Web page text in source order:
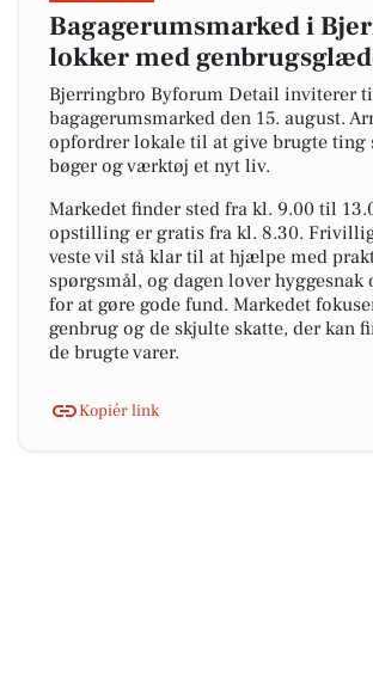
Bagagerumsmarked i
lokker med
Bjerringbro Byforum Detail inviterer
bagagerumsmarked den 15. august.
opfordrer lokale til at give brugte ting
bøger og værktøj et nyt liv.
Markedet finder sted fra kl. 9.00 til
opstilling er gratis fra kl. 8.30.
veste vil stå klar til at hjælpe med
spørgsmål, og dagen lover hyggesnak
for at gøre gode fund. Markedet
genbrug og de skjulte skatte, der kan
de brugte varer.
Kopiér link